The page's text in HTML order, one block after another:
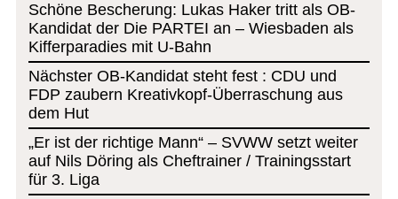
Schöne Bescherung: Lukas Haker tritt als OB-
Kandidat der Die PARTEI an – Wiesbaden als
Kifferparadies mit U-Bahn
Nächster OB-Kandidat steht fest : CDU und
FDP zaubern Kreativkopf-Überraschung aus
dem Hut
„Er ist der richtige Mann“ – SVWW setzt weiter
auf Nils Döring als Cheftrainer / Trainingsstart
für 3. Liga